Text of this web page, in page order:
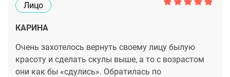
Лицо
КАРИНА
Очень захотелось вернуть своему лицу былую
красоту и сделать скулы выше, а то с возрастом
они как бы «сдулись». Обратилась по